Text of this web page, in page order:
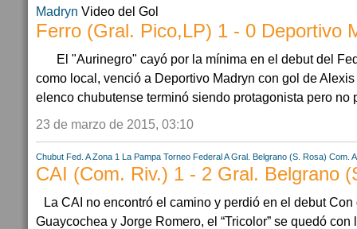
Madryn Video del Gol
Ferro (Gral. Pico,LP) 1 - 0 Deportivo
El "Aurinegro" cayó por la mínima en el debut del
como local, venció a Deportivo Madryn con gol de
elenco chubutense terminó siendo protagonista pero no
23 de marzo de 2015, 03:10
Chubut Fed. A Zona 1 La Pampa Torneo Federal A Gral. Belgrano (S. Rosa) Com.
CAI (Com. Riv.) 1 - 2 Gral. Belgrano
La CAI no encontró el camino y perdió en el debut
Guaycochea y Jorge Romero, el “Tricolor” se quedó